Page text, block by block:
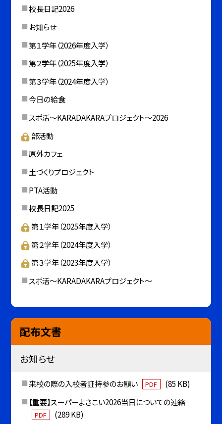
校長日記2026
お知らせ
第１学年（2026年度入学）
第２学年（2025年度入学）
第３学年（2024年度入学）
今日の給食
スポ活～KARADAKARAプロジェクト～2026
部活動
原外カフェ
土づくりプロジェクト
PTA活動
校長日記2025
第１学年（2025年度入学）
第２学年（2024年度入学）
第３学年（2023年度入学）
スポ活～KARADAKARAプロジェクト～
配布文書
お知らせ
来校の際の入校者証持参のお願い PDF
(85 KB)
【重要】スーパーよさこい2026当日についての連絡
PDF (289 KB)